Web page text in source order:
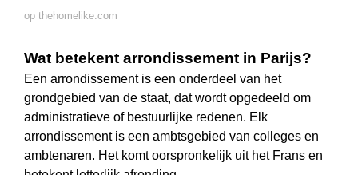
op thehomelike.com
Wat betekent arrondissement in Parijs?
Een arrondissement is een onderdeel van het
grondgebied van de staat, dat wordt opgedeeld om
administratieve of bestuurlijke redenen. Elk
arrondissement is een ambtsgebied van colleges en
ambtenaren. Het komt oorspronkelijk uit het Frans en